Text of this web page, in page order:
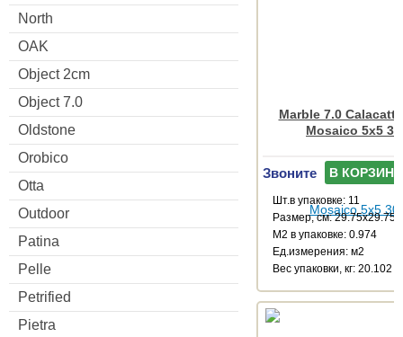
North
OAK
Object 2cm
Object 7.0
Oldstone
Orobico
Otta
Outdoor
Patina
Pelle
Petrified
Pietra
Marble 7.0
Mosaico 5x5
Звоните В КОРЗИНУ
Шт.в упаковке: 11
Размер, см: 29.75x29.75
М2 в упаковке: 0.974
Ед.измерения: м2
Веc упаковки, кг: 20.102